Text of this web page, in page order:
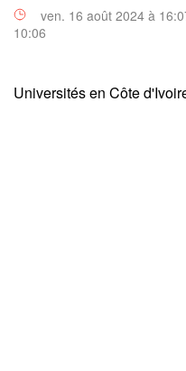
ven. 16 août 2024 à
10:06
Universités en Côte